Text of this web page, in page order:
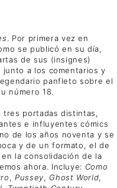
. Por primera vez en
se publicó en su día,
de sus (insignes)
a los comentarios y
panfleto sobre el
número 18.
tres portadas distintas,
e influyentes cómics
de los años noventa y se
y de un formato, el de
la consolidación de la
ahora. Incluye: Como
,Pussey, Ghost World,